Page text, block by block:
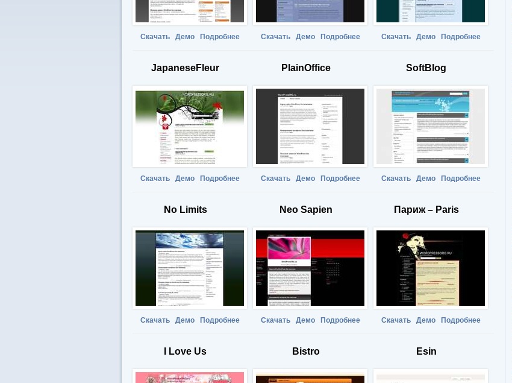
Скачать Демо Подробнее Скачать Демо Подробнее Скачать Демо Подробнее
JapaneseFleur
Скачать Демо Подробнее
PlainOffice
Скачать Демо Подробнее
SoftBlog
Скачать Демо Подробнее
No Limits
Скачать Демо Подробнее
Neo Sapien
Скачать Демо Подробнее
Париж – Paris
Скачать Демо Подробнее
I Love Us Bistro Esin